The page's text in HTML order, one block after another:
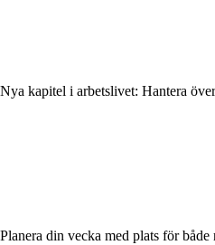
Nya kapitel i arbetslivet: Hantera
Planera din vecka med plats för